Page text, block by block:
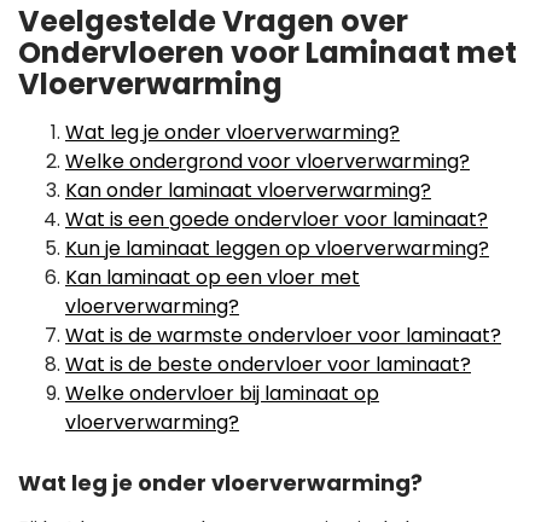
Veelgestelde Vragen over
Ondervloeren voor Laminaat met
Vloerverwarming
Wat leg je onder vloerverwarming?
Welke ondergrond voor vloerverwarming?
Kan onder laminaat vloerverwarming?
Wat is een goede ondervloer voor laminaat?
Kun je laminaat leggen op vloerverwarming?
Kan laminaat op een vloer met
vloerverwarming?
Wat is de warmste ondervloer voor laminaat?
Wat is de beste ondervloer voor laminaat?
Welke ondervloer bij laminaat op
vloerverwarming?
Wat leg je onder vloerverwarming?